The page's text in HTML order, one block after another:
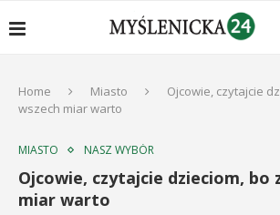
Home Miasto
Ojcowie, czytajcie
wszech miar warto
MIASTO NASZ WYBÓR
Ojcowie, czytajcie dzieciom, bo
miar warto